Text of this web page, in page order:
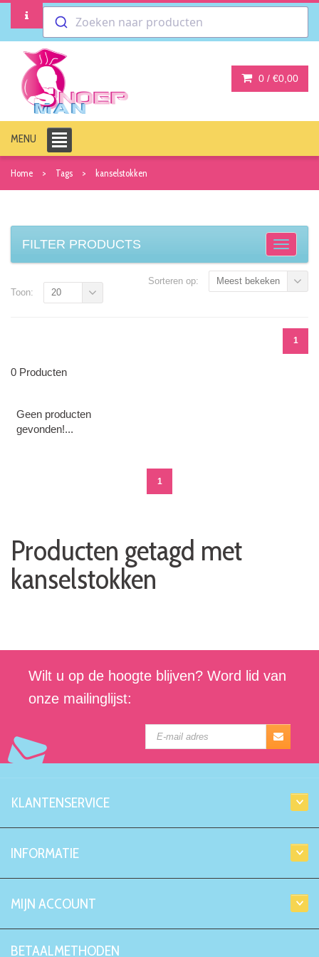
Zoeken naar producten
0 / €0,00
MENU
Home Tags kanselstokken
FILTER PRODUCTS
Sorteren op: Meest bekeken
1
Toon: 20
0 Producten
Geen producten
gevonden!...
1
Producten getagd met
kanselstokken
Wilt u op de hoogte blijven? Word lid van
onze mailinglijst:
KLANTENSERVICE
INFORMATIE
MIJN ACCOUNT
BETAALMETHODEN